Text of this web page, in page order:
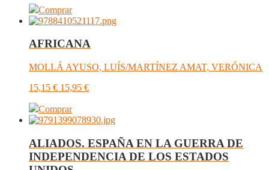
Comprar
AFRICANA
MOLLÁ AYUSO, LUÍS/MARTÍNEZ AMAT, VERÓNICA
15,15 € 15,95 €
Comprar
ALIADOS. ESPAÑA EN LA GUERRA DE
INDEPENDENCIA DE LOS ESTADOS